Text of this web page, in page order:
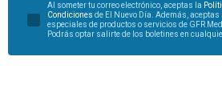
Al someter tu correo electrónico, aceptas la
Condiciones de El Nuevo Día. Además,
especiales de productos o servicios de GFR
Podrás optar salirte de los boletines en